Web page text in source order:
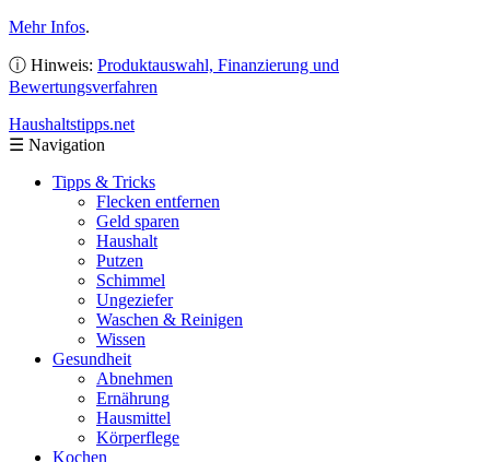
Mehr Infos.
ⓘ Hinweis: Produktauswahl, Finanzierung und
Bewertungsverfahren
Haushaltstipps.net
☰ Navigation
Tipps & Tricks
Flecken entfernen
Geld sparen
Haushalt
Putzen
Schimmel
Ungeziefer
Waschen & Reinigen
Wissen
Gesundheit
Abnehmen
Ernährung
Hausmittel
Körperflege
Kochen